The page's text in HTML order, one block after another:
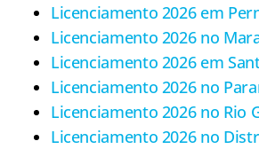
Licenciamento 2026 em
Licenciamento 2026 no
Licenciamento 2026 em
Licenciamento 2026 no
Licenciamento 2026 no Rio
Licenciamento 2026 no